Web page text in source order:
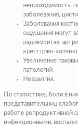
непроходимость,
заболевания,
Заболевания
ощущения могут
радикулитах,
крестцово-
Увеличение
патологий.
Невралгия.
По статистике, боли в
представительниц
работе репродуктивной
инфекционными,